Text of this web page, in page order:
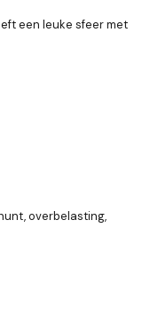
een leuke sfeer met
overbelasting,